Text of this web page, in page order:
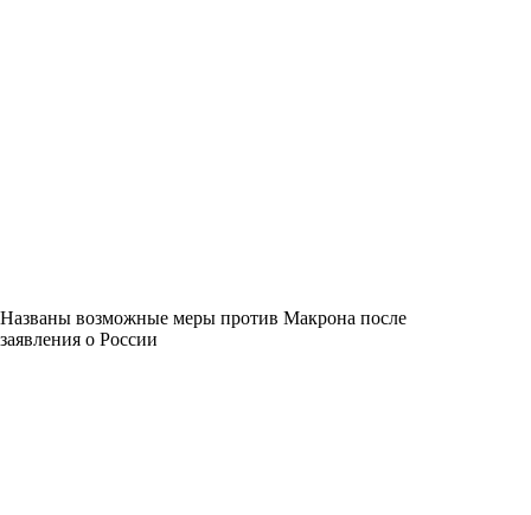
Названы возможные меры против Макрона после
заявления о России